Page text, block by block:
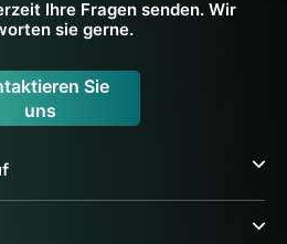
Ihre Fragen senden. Wir
sie gerne.
Sie
uns